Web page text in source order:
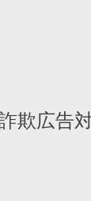
安は1300リツ
欺広告